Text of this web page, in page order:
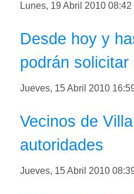
Lunes, 19 Abril 2010 08:42
Desde hoy y
podrán
Jueves, 15 Abril 2010
Vecinos de
autoridades
Jueves, 15 Abril 2010